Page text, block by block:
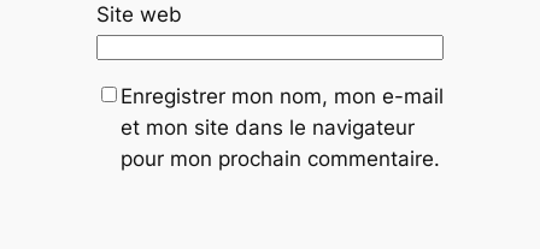
Site web
Enregistrer mon nom, mon e-mail
et mon site dans le navigateur
pour mon prochain commentaire.